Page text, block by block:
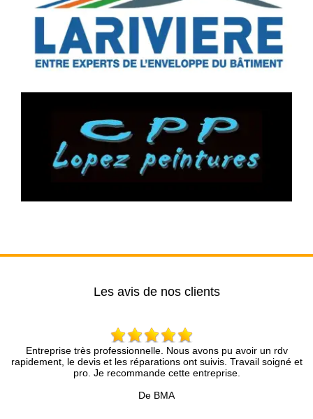
Les avis de nos clients
très professionnelle. Nous avons pu avoir un rdv
devis et les réparations ont suivis. Travail soigné et
pro. Je recommande cette entreprise.
Brun
compétence et